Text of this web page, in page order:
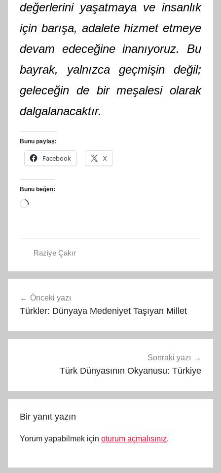
değerlerini yaşatmaya ve insanlık
için barışa, adalete hizmet etmeye
devam edeceğine inanıyoruz. Bu
bayrak, yalnızca geçmişin değil;
geleceğin de bir meşalesi olarak
dalgalanacaktır.
Bunu paylaş:
Facebook X
Bunu beğen:
Yükleniyor...
Raziye Çakır
gezinmesi
Önceki yazı
Türkler: Dünyaya Medeniyet Taşıyan Millet
Sonraki yazı
Türk Dünyasının Okyanusu: Türkiye
Bir yanıt yazın
Yorum yapabilmek için oturum açmalısınız.